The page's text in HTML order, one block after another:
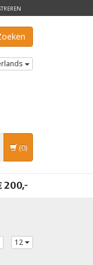
(0)
12